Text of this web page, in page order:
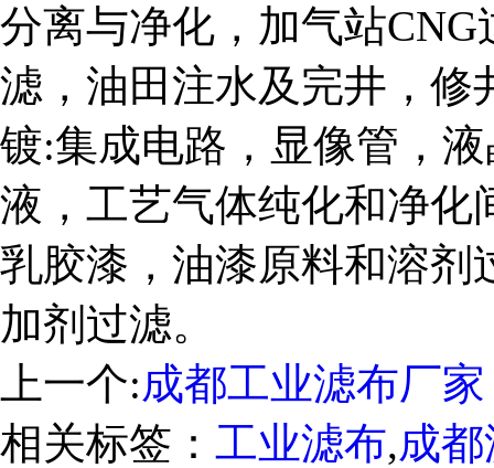
分离与净化，加气站
滤，油田注水及完井，修
镀:集成电路，显像管，
液，工艺气体纯化和净化
乳胶漆，油漆原料和溶剂
加剂过滤。
上一个:成都工业滤布厂家
相关标签： 工业滤布,成